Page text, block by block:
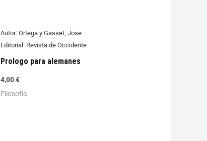
Autor:Ortega y Gasset, Jose
Editorial:Revista de Occidente
Prologo para alemanes
4,00€
Filosofía